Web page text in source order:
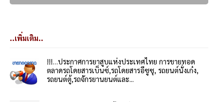
..เพิ่มเติม..
!!!…ประกาศการยาสูบแห่งประเทศไทย การขายทอด
ตลาดรถโดยสารเบ็นซ์,รถโดยสารอีซูซุ, รถยนต์นั่งเก๋ง,
รถยนต์ตู้,รถจักรยานยนต์และ...